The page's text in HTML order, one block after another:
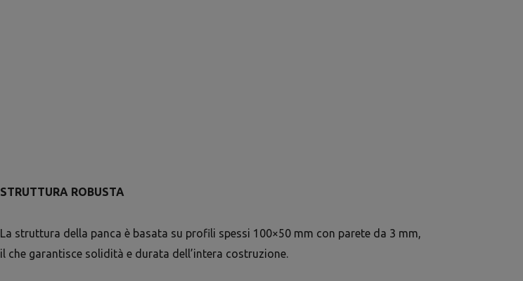
STRUTTURA ROBUSTA
La struttura della panca è basata su profili spessi 100×50 mm con parete da 3 mm,
il che garantisce solidità e durata dell’intera costruzione.